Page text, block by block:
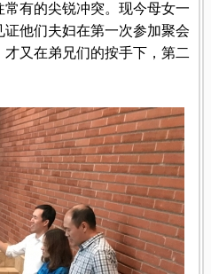
有的尖锐冲突。现今母女一
他们夫妇在第一次参加聚会
又在弟兄们的按手下，第二